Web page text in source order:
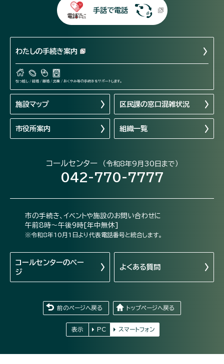
手話で電話
わたしの手続き案内
引っ越し / 結婚 / 離婚 / 出産 / おくやみ等の手続きをサポートします。
施設マップ 区民課の窓口混雑状況
市役所案内 組織一覧
コールセンター （令和8年9月30日まで）
042-770-7777
市の手続き、イベントや施設のお問い合わせに
午前8時～午後9時[年中無休]
※令和8年10月1日より代表電話番号と統合します。
コールセンターのペー
ジ
よくある質問
前のページへ戻る トップページへ戻る
表示 PC スマートフォン